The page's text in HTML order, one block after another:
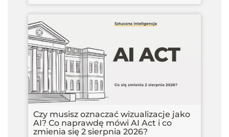
Czy musisz oznaczać wizualizacje jako
AI? Co naprawdę mówi AI Act i co
zmienia się 2 sierpnia 2026?